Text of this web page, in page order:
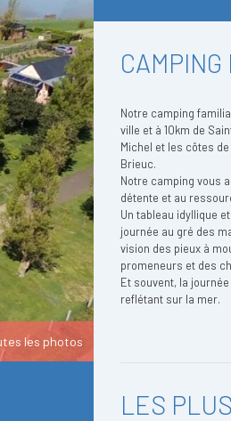
les photos
Notre camping
ville et à 10km de
Michel et les côtes
Brieuc.
Notre camping vous
détente et au
Un tableau idyllique
journée au gré des
vision des pieux à
promeneurs et des
Et souvent, la
reflétant sur la mer.
LES